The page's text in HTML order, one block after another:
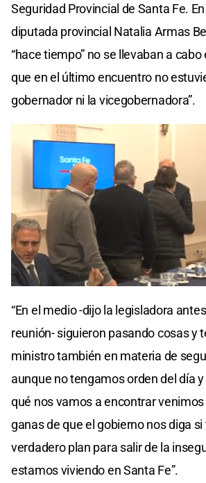
Seguridad Provincial de Santa Fe.
diputada provincial Natalia Armas
“hace tiempo” no se llevaban a
que en el último encuentro no
gobernador ni la vicegobernadora”.
“En el medio -dijo la legisladora
reunión- siguieron pasando cosas y
ministro también en materia de
aunque no tengamos orden del día
qué nos vamos a encontrar
ganas de que el gobierno nos diga
verdadero plan para salir de la
estamos viviendo en Santa Fe”.